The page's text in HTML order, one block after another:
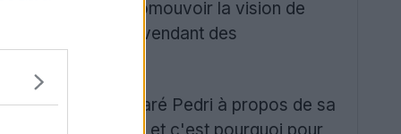
, aidera à promouvoir la vision de
achetant et en vendant des
sociale", a déclaré Pedri à propos de sa